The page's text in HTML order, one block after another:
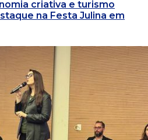
criativa e turismo
na Festa Julina em